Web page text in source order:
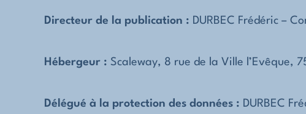
Directeur de la publication : DURBEC Frédéric –
Hébergeur : Scaleway, 8 rue de la Ville l’Evêque,
Délégué à la protection des données : DURBEC